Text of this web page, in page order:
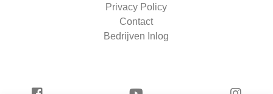
Privacy Policy
Contact
Bedrijven Inlog